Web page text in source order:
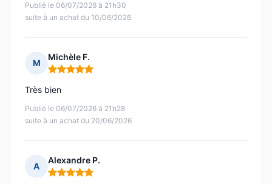
Publié le 06/07/2026 à 21h30
suite à un achat du 10/06/2026
M
Michèle F.
Note : 5 sur 5
Publié le 06/07/2026 à 21h28
suite à un achat du 20/06/2026
Très bien
A
Alexandre P.
Note : 5 sur 5